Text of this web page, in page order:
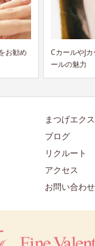
ったLカ
最強のネイ
まつげエク
ブログ
リクルート
アクセス
お問い合わせ